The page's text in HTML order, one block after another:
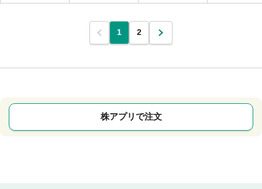
1 2
株アプリで注文